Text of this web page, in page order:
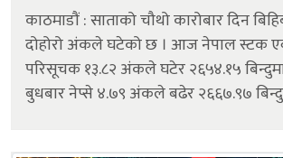
काठमाडौं : साताको चौथो कारोबार दिन
दोहोरो अंकले घटेको छ । आज नेपाल स्टक
परिसूचक १३.८२ अंकले घटेर २६५४.१५
बुधबार नेप्से ४.७९ अंकले बढेर २६६७.९७